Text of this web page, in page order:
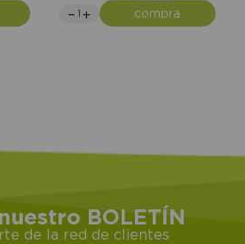
compra
BOLETÍN
de la red de clientes